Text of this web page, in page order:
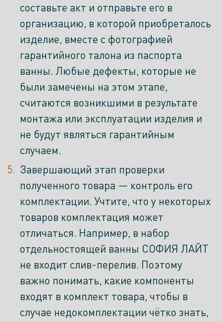
составьте акт и отправьте его в
организацию, в которой приобреталось
изделие, вместе с фотографией
гарантийного талона из паспорта
ванны. Любые дефекты, которые не
были замечены на этом этапе,
считаются возникшими в результате
монтажа или эксплуатации изделия и
не будут являться гарантийным
случаем.
Завершающий этап проверки
полученного товара — контроль его
комплектации. Учтите, что у некоторых
товаров комплектация может
отличаться. Например, в набор
отдельностоящей ванны СОФИЯ ЛАЙТ
не входит слив-перелив. Поэтому
важно понимать, какие компоненты
входят в комплект товара, чтобы в
случае недокомплектации чётко знать,